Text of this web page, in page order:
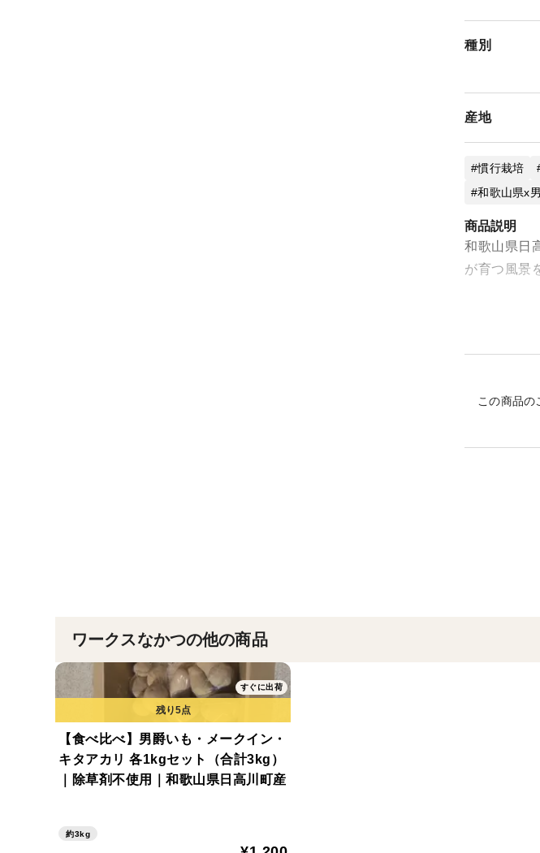
種別
産地
慣行栽培
和歌山県x
商品説明
和歌山県日
が育つ風景
今回お届
チューな
料理によっ
この商品の
ワークスなかつの他の商品
すぐに出荷
【食べ比べ】男爵いも・メークイン・
キタアカリ 各1kgセット（合計3kg）
｜除草剤不使用｜和歌山県日高川町産
約3kg